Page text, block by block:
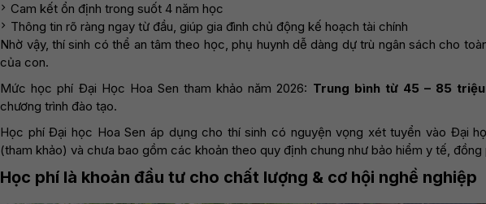
Cam kết ổn định trong suốt 4 năm học
Thông tin rõ ràng ngay từ đầu, giúp gia đình chủ động kế hoạch tài chính
Nhờ vậy, thí sinh có thể an tâm theo học, phụ huynh dễ dàng dự trù ngân sách cho
của con.
Mức học phí Đại Học Hoa Sen tham khảo năm 2026: Trung bình từ 45 – 85
chương trình đào tạo.
Học phí Đại học Hoa Sen áp dụng cho thí sinh có nguyện vọng xét tuyển vào Đại
(tham khảo) và chưa bao gồm các khoản theo quy định chung như bảo hiểm y tế,
Học phí là khoản đầu tư cho chất lượng & cơ hội nghề nghiệp